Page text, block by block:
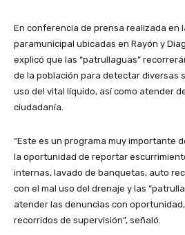
En conferencia de prensa realizada en
paramunicipal ubicadas en Rayón y
explicó que las “patrullaguas”
de la población para detectar diversas
uso del vital líquido, así como atender
ciudadanía.
“Este es un programa muy importante
la oportunidad de reportar
internas, lavado de banquetas, auto
con el mal uso del drenaje y las
atender las denuncias con
recorridos de supervisión”, señaló.